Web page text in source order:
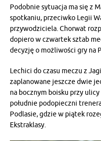
Podobnie sytuacja ma się z
spotkaniu, przeciwko Legii
przywodziciela. Chorwat
dopiero w czwartek sztab
decyzję o możliwości gry na
Lechici do czasu meczu z
zaplanowane jeszcze dwie
na bocznym boisku przy
południe podopieczni
Podlasie, gdzie w piątek
Ekstraklasy.